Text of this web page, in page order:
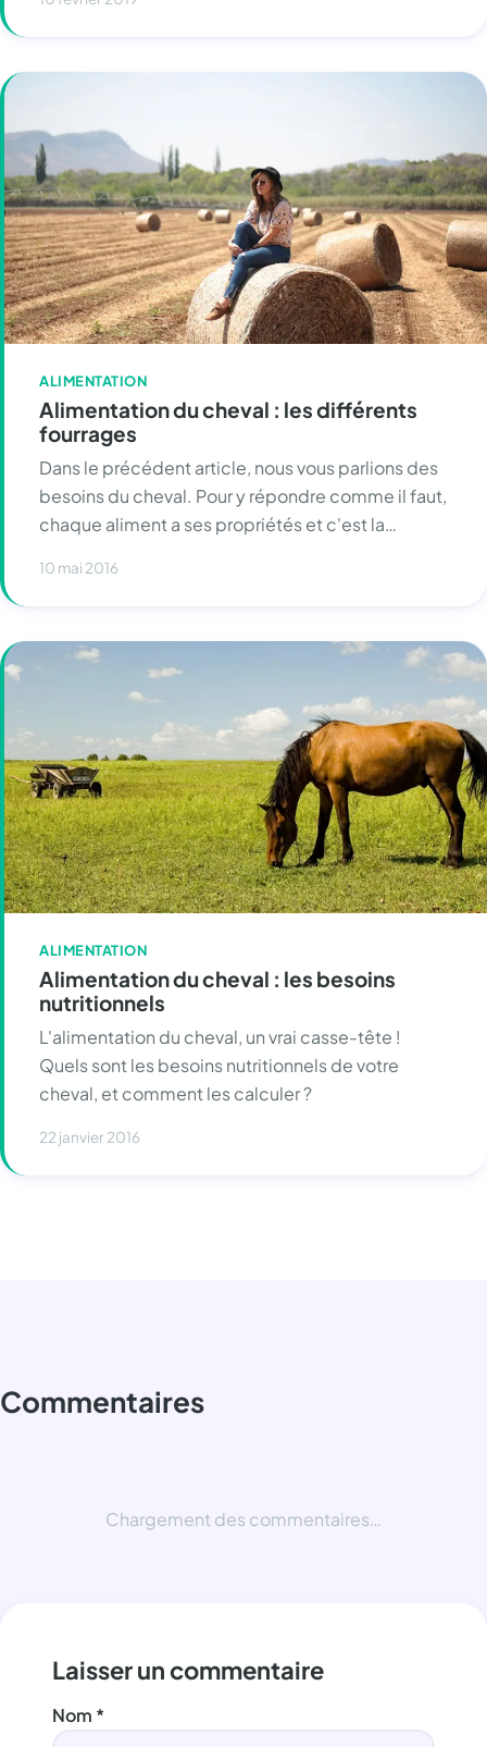
ALIMENTATION
Alimentation du cheval : les différents
fourrages
Dans le précédent article, nous vous parlions des
besoins du cheval. Pour y répondre comme il faut,
chaque aliment a ses propriétés et c'est la…
10 mai 2016
ALIMENTATION
Alimentation du cheval : les besoins
nutritionnels
L'alimentation du cheval, un vrai casse-tête !
Quels sont les besoins nutritionnels de votre
cheval, et comment les calculer ?
22 janvier 2016
Commentaires
Chargement des commentaires…
Laisser un commentaire
Nom *